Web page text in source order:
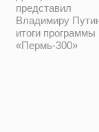
представил
Владимиру
итоги программы
«Пермь-300»